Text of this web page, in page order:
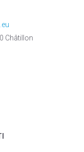
Châtillon